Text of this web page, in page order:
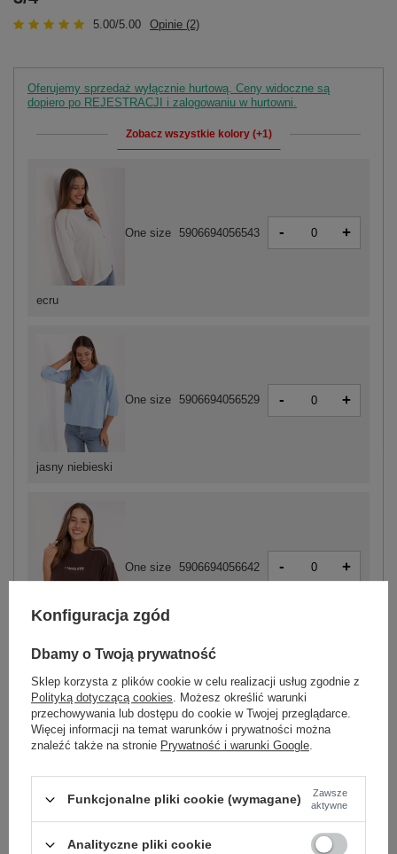
5.00/5.00 Opinie (2)
Oferujemy sprzedaż wyłącznie hurtową. Ceny widoczne są
dopiero po REJESTRACJI i zalogowaniu w hurtowni.
Zobacz wszystkie kolory (+1)
jasny niebieski
One size 5906694056529 - +
One size 5906694056642 - +
czarny
One size 5906694056536 -
ecru
One size 5906694056543 - +
Zobacz wszystkie kolory (+1)
Konfiguracja zgód
Dbamy o Twoją prywatność
Sklep korzysta z plików cookie w celu realizacji usług zgodnie z
Polityką dotyczącą cookies. Możesz określić warunki
przechowywania lub dostępu do cookie w Twojej przeglądarce.
Więcej informacji na temat warunków i prywatności można
znaleźć także na stronie Prywatność i warunki Google.
Funkcjonalne pliki cookie (wymagane)
Zawsze
aktywne
Analityczne pliki cookie